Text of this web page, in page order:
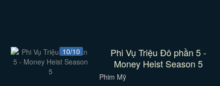
10/10
Phi Vụ Triệu Đô phần 5 -
Money Heist Season 5
Phim Mỹ